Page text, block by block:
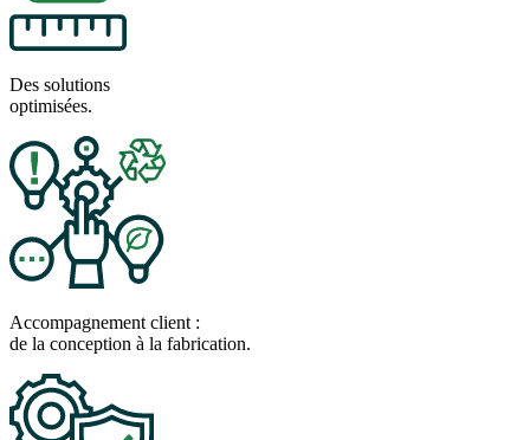
Des solutions
optimisées.
Accompagnement client :
de la conception à la fabrication.